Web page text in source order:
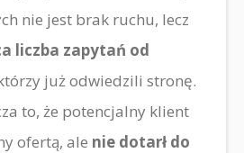
nie jest brak ruchu, lecz
liczba zapytań od
już odwiedzili stronę.
to, że potencjalny klient
ofertą, ale nie dotarł do